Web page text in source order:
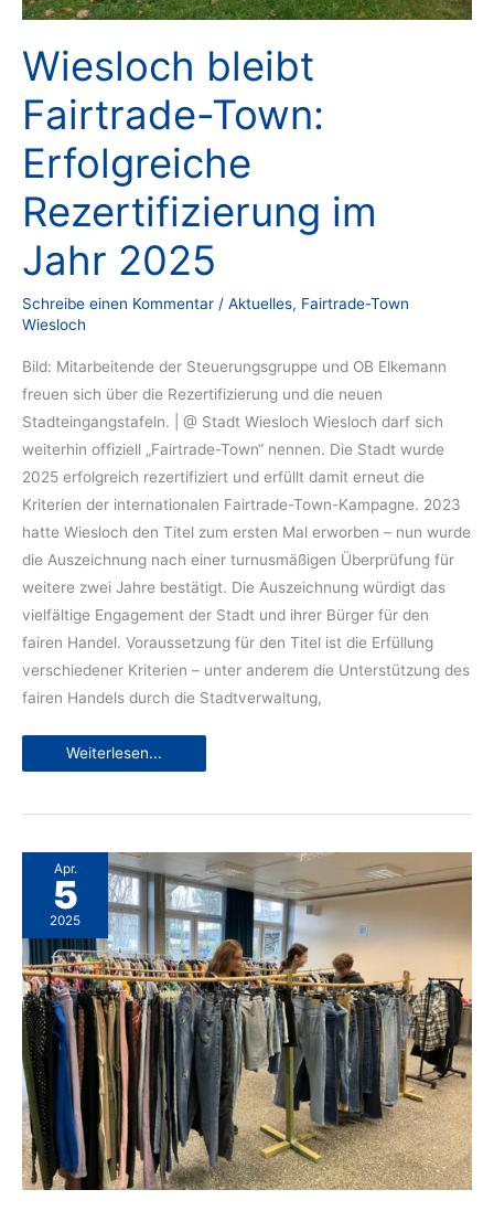
Wiesloch bleibt
Fairtrade-Town:
Erfolgreiche
Rezertifizierung im
Jahr 2025
Schreibe einen Kommentar / Aktuelles, Fairtrade-Town
Wiesloch
Bild: Mitarbeitende der Steuerungsgruppe und OB Elkemann
freuen sich über die Rezertifizierung und die neuen
Stadteingangstafeln. | @ Stadt Wiesloch Wiesloch darf sich
weiterhin offiziell „Fairtrade-Town“ nennen. Die Stadt wurde
2025 erfolgreich rezertifiziert und erfüllt damit erneut die
Kriterien der internationalen Fairtrade-Town-Kampagne. 2023
hatte Wiesloch den Titel zum ersten Mal erworben – nun wurde
die Auszeichnung nach einer turnusmäßigen Überprüfung für
weitere zwei Jahre bestätigt. Die Auszeichnung würdigt das
vielfältige Engagement der Stadt und ihrer Bürger für den
fairen Handel. Voraussetzung für den Titel ist die Erfüllung
verschiedener Kriterien – unter anderem die Unterstützung des
fairen Handels durch die Stadtverwaltung,
Wiesloch
bleibt
Jahr
2025
Weiterlesen...
Apr.
5
2025